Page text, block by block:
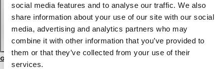
social media features and to analyse our traffic. We also
share information about your use of our site with our social
media, advertising and analytics partners who may
combine it with other information that you’ve provided to
them or that they’ve collected from your use of their
services.
Größenratgeber